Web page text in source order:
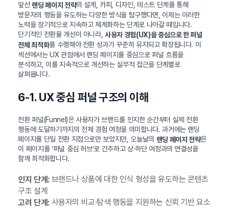
앞선 랜딩 페이지 전략의 설계, 카피, 디자인, 테스트 단계를 통해
방문자의 행동을 유도하는 다양한 방식을 탐구했다면, 이제는 이러한
노력을 장기적으로 지속하고 체계화하는 단계로 나아갈 때입니다.
단기적인 전환율 개선이 아니라,사용자 경험(UX)을 중심으로 한 퍼널
전체 최적화를 수행해야 전환 성과가 꾸준히 유지되고 확장됩니다. 이
섹션에서는 UX 관점에서 랜딩 페이지를 중심으로 퍼널 흐름을
분석하고, 이를 지속적으로 개선하는 실무적 접근을 단계별로
살펴봅니다.
6-1. UX 중심 퍼널 구조의 이해
전환 퍼널(Funnel)은 사용자가 브랜드를 인지한 순간부터 실제 전환
행동에 도달하기까지의 전체 경험 여정을 의미합니다. 과거에는 랜딩
페이지를 단일 전환 지점으로만 보았지만, 오늘날의 랜딩 페이지 전략은
이 페이지를 ‘퍼널 중심 허브’로 간주하고 상·하단 여정과의 연결성을
함께 최적화합니다.
인지 단계:브랜드나 상품에 대한 인식 형성을 유도하는 콘텐츠
구조 설계
고려 단계:사용자의 비교·탐색 행동을 지원하는 신뢰 기반 요소